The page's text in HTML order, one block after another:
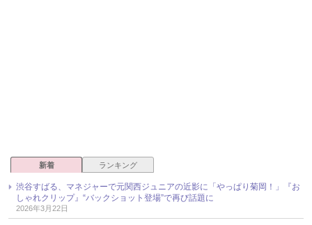
新着 ランキング
渋谷すばる、マネジャーで元関西ジュニアの近影に「やっぱり菊岡！」『お
しゃれクリップ』“バックショット登場”で再び話題に
2026年3月22日